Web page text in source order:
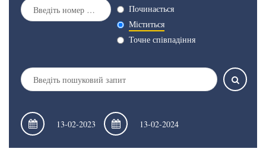
Починається
Міститься
Точне співпадіння